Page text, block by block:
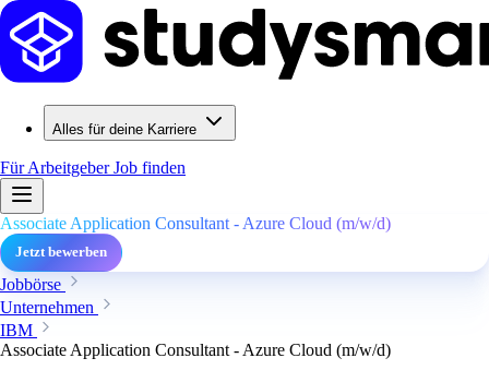
Alles für deine Karriere
Für ArbeitgeberJob finden
Associate Application Consultant - Azure Cloud (m/w/d)
Jetzt bewerben
Jobbörse
Unternehmen
IBM
Associate Application Consultant - Azure Cloud (m/w/d)